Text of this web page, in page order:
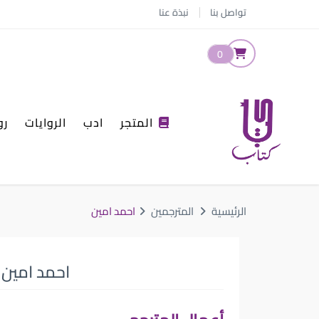
نبذة عنا تواصل بنا
0
ادب الروايات
الرئيسية المترجمين احمد امين
احمد امين